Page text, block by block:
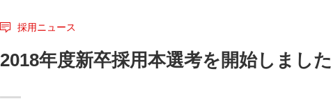
採用ニュース
2018年度新卒採用本選考を開始しました